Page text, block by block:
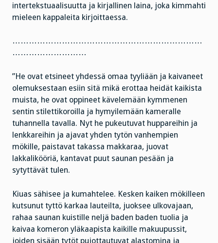
intertekstuaalisuutta ja kirjallinen laina, joka kimmahti
mieleen kappaleita kirjoittaessa.
……………………………………………………………
………………………
”He ovat etsineet yhdessä omaa tyyliään ja kaivaneet
olemuksestaan esiin sitä mikä erottaa heidät kaikista
muista, he ovat oppineet kävelemään kymmenen
sentin stilettikoroilla ja hymyilemään kameralle
tuhannella tavalla. Nyt he pukeutuvat huppareihin ja
lenkkareihin ja ajavat yhden tytön vanhempien
mökille, paistavat takassa makkaraa, juovat
lakkalikööriä, kantavat puut saunan pesään ja
sytyttävät tulen.
Kiuas sähisee ja kumahtelee. Kesken kaiken mökilleen
kutsunut tyttö karkaa lauteilta, juoksee ulkovajaan,
rahaa saunan kuistille neljä baden baden tuolia ja
kaivaa komeron yläkaapista kaikille makuupussit,
joiden sisään tytöt pujottautuvat alastomina ja